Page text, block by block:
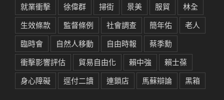
就業衝擊
徐偉群 掃街 景美 服貿
林全
生效條款
監督條例 社會調查 簡年佑
老人
臨時會
自然人移動 自由時報
蔡季勳
衝擊影響評估
貿易自由化 賴中強
賴士葆
身心障礙
逕付二讀 連鎖店 馬蘇辯論 黑箱